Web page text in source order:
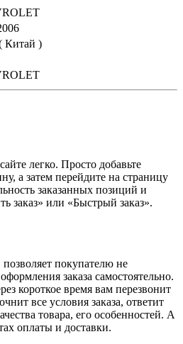
)
легко. Просто добавьте
а затем перейдите на страницу
заказанных позиций и
заказ» или «Быстрый заказ».
покупателю не
заказа самостоятельно.
короткое время вам перезвонит
все условия заказа, ответит
товара, его особенностей. А
оплаты и доставки.